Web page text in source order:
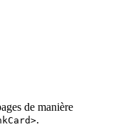
de manière
.